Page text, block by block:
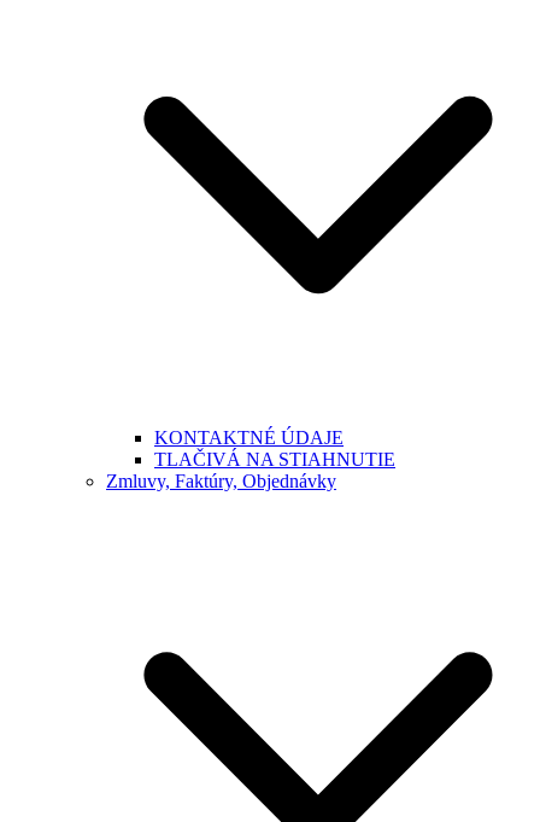
KONTAKTNÉ ÚDAJE
TLAČIVÁ NA STIAHNUTIE
Zmluvy, Faktúry, Objednávky